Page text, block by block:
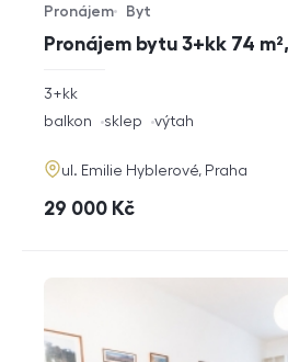
Pronájem bytu 3+kk 74
Typ nabídky
Pronájem
Typ nemovitosti
Byt
rozměry
3+kk
funkce
balkon sklep výtah
adresa
ul. Emilie Hyblerové, Praha
cena
29 000 Kč